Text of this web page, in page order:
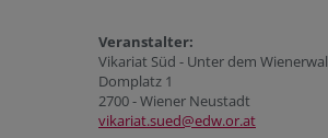
Veranstalter:
Vikariat Süd - Unter dem
Domplatz 1
2700 - Wiener Neustadt
vikariat.sued@edw.or.at